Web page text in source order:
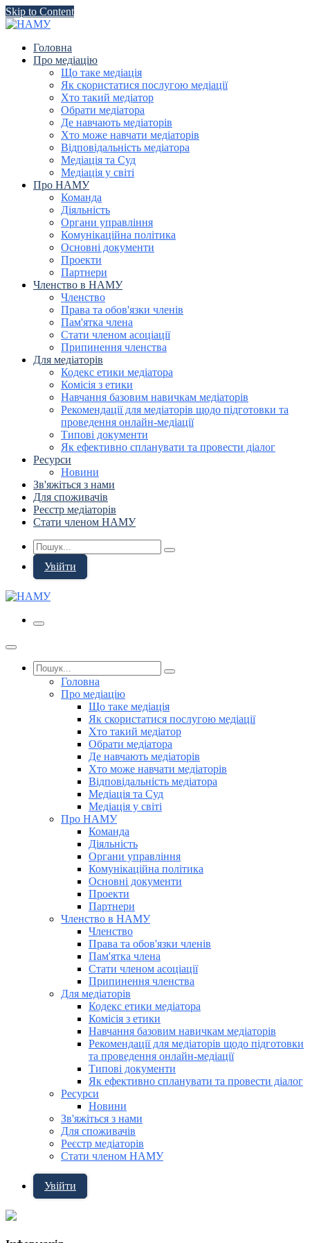
Skip to Content
Головна
Про медіацію
Що таке медіація
Як скористатися послугою медіації
Хто такий медіатор
Обрати медіатора
Де навчають медіаторів
Хто може навчати медіаторів
Відповідальність медіатора
Медіація та Суд
Медіація у світі
Про НАМУ
Команда
Діяльність
Органи управління
Комунікаційна політика
Основні документи
Проекти
Партнери
Членство в НАМУ
Членство
Права та обов'язки членів
Пам'ятка члена
Стати членом асоціації
Припинення членства
Для медіаторів
Кодекс етики медіатора
Комісія з етики
Навчання базовим навичкам медіаторів
Рекомендації для медіаторів щодо підготовки та
проведення онлайн-медіації
Типові документи
Як ефективно спланувати та провести діалог
Ресурси
Новини
Зв'яжіться з нами
Для споживачів
Реєстр медіаторів
Стати членом НАМУ
Увійти
Головна
Про медіацію
Що таке медіація
Як скористатися послугою медіації
Хто такий медіатор
Обрати медіатора
Де навчають медіаторів
Хто може навчати медіаторів
Відповідальність медіатора
Медіація та Суд
Медіація у світі
Про НАМУ
Команда
Діяльність
Органи управління
Комунікаційна політика
Основні документи
Проекти
Партнери
Членство в НАМУ
Членство
Права та обов'язки членів
Пам'ятка члена
Стати членом асоціації
Припинення членства
Для медіаторів
Кодекс етики медіатора
Комісія з етики
Навчання базовим навичкам медіаторів
Рекомендації для медіаторів щодо підготовки
та проведення онлайн-медіації
Типові документи
Як ефективно спланувати та провести діалог
Ресурси
Новини
Зв'яжіться з нами
Для споживачів
Реєстр медіаторів
Стати членом НАМУ
Увійти